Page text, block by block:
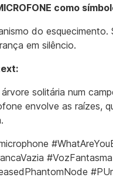
como
do
em silêncio.
árvore solitária num
envolve as raízes,